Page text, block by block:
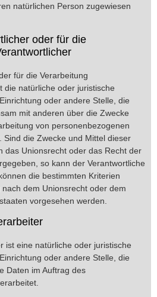
natürlichen Person zugewiesen
oder für die
für die Verarbeitung
die natürliche oder juristische
oder andere Stelle, die
mit anderen über die Zwecke
von personenbezogenen
Sind die Zwecke und Mittel dieser
das Unionsrecht oder das Recht der
so kann der Verantwortliche
die bestimmten Kriterien
dem Unionsrecht oder dem
vorgesehen werden.
ist eine natürliche oder juristische
oder andere Stelle, die
Daten im Auftrag des